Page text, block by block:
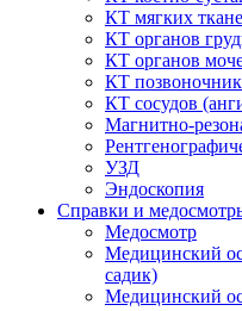
КТ мягких
КТ органов
КТ органов
КТ
КТ сосудов
Магнитно-
УЗД
Эндоскопия
Справки и
Медосмотр
Медицинский
садик)
Медицинский